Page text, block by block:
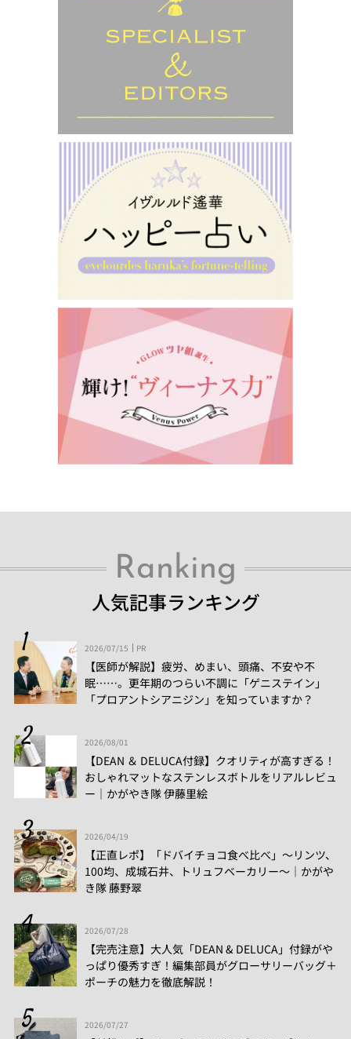
Ranking
人気記事ランキング
2026/07/15 PR
【医師が解説】疲労、めまい、頭痛、不安や不
眠……。更年期のつらい不調に「ゲニステイン」
「プロアントシアニジン」を知っていますか？
2026/08/01
【DEAN ＆ DELUCA付録】クオリティが高すぎる！
おしゃれマットなステンレスボトルをリアルレビュ
ー│かがやき隊 伊藤里絵
2026/04/19
【正直レポ】「ドバイチョコ食べ比べ」～リンツ、
100均、成城石井、トリュフベーカリー～｜かがや
き隊 藤野翠
2026/07/28
【完売注意】大人気「DEAN & DELUCA」付録がや
っぱり優秀すぎ！編集部員がグローサリーバッグ＋
ポーチの魅力を徹底解説！
2026/07/27